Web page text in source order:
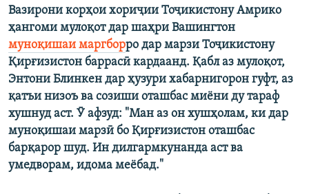
Вазирони корҳои хориҷии Тоҷикистону Амрико
ҳангоми мулоқот дар шаҳри Вашингтон
муноқишаи маргборро дар марзи Тоҷикистону
Қирғизистон баррасӣ кардаанд. Қабл аз мулоқот,
Энтони Блинкен дар ҳузури хабарнигорон гуфт, аз
қатъи низоъ ва созиши оташбас миёни ду тараф
хушнуд аст. Ӯ афзуд: "Ман аз он хушҳолам, ки дар
муноқишаи марзӣ бо Қирғизистон оташбас
барқарор шуд. Ин дилгармкунанда аст ва
умедворам, идома меёбад."